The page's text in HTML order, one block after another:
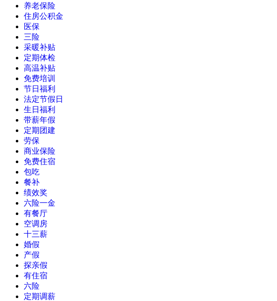
养老保险
住房公积金
医保
三险
采暖补贴
定期体检
高温补贴
免费培训
节日福利
法定节假日
生日福利
带薪年假
定期团建
劳保
商业保险
免费住宿
包吃
餐补
绩效奖
六险一金
有餐厅
空调房
十三薪
婚假
产假
探亲假
有住宿
六险
定期调薪